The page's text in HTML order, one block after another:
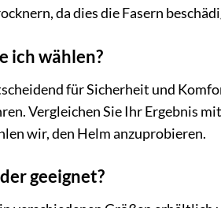
da dies die Fasern
ich wählen?
für Sicherheit und
Vergleichen Sie Ihr Ergebnis
wir, den Helm anzuprobieren.
geeignet?